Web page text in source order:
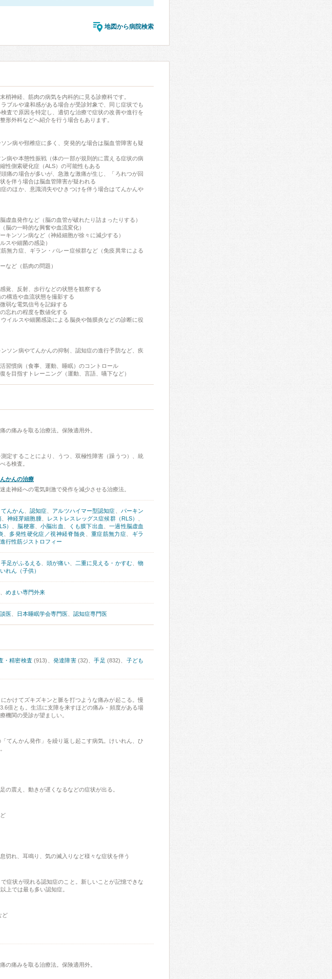
地図から病院検索
梢神経、筋肉の病気を内科的に見る診療科です。
ブルや違和感がある場合が受診対象で、同じ症状でも
査で原因を特定し、適切な治療で症状の改善や進行を
形外科などへ紹介を行う場合もあります。
ン病や頸椎症に多く、突発的な場合は脳血管障害も疑
病や本態性振戦（体の一部が規則的に震える症状の病
性側索硬化症（ALS）の可能性もある
痛の場合が多いが、急激な激痛が生じ、「ろれつが回
を伴う場合は脳血管障害が疑われる
のほか、意識消失やひきつけを伴う場合はてんかんや
虚血発作など（脳の血管が破れたり詰まったりする）
脳の一時的な興奮や血流変化）
キンソン病など（神経細胞が徐々に減少する）
スや細菌の感染）
無力症、ギラン・バレー症候群など（免疫異常による
など（筋肉の問題）
覚、反射、歩行などの状態を観察する
構造や血流状態を撮影する
弱な電気信号を記録する
忘れの程度を数値化する
イルスや細菌感染による脳炎や髄膜炎などの診断に役
ソン病やてんかんの抑制、認知症の進行予防など、疾
習慣病（食事、運動、睡眠）のコントロール
を目指すトレーニング（運動、言語、嚥下など）
の痛みを取る治療法。保険適用外。
定することにより、うつ、双極性障害（躁うつ）、統
る検査。
かんの治療
走神経への電気刺激で発作を減少させる治療法。
てんかん 認知症 アルツハイマー型認知症
パーキン
、 神経芽細胞腫、 レストレスレッグス症候群（RLS）
） 脳梗塞、小脳出血 くも膜下出血 、一過性脳虚血
多発性硬化症／視神経脊髄炎 重症筋無力症
ギラ
進行性筋ジストロフィー
手足がふるえる 、頭が痛い、 二重に見える・かすむ、物
れん（子供）
めまい専門外来
医 日本睡眠学会専門医 認知症専門医
・精密検査 (913)、 発達障害(32)、手足 (832)、 子ども
かけてズキズキンと脈を打つような痛みが起こる。慢
倍とも。生活に支障を来すほどの痛み・頻度がある場
機関の受診が望ましい。
てんかん発作」を繰り返し起こす病気。けいれん、ひ
の震え、動きが遅くなるなどの症状が出る。
切れ、耳鳴り、気の滅入りなど様々な症状を伴う
症状が現れる認知症のこと。新しいことが記憶できな
上では最も多い認知症。
ど
の痛みを取る治療法。保険適用外。